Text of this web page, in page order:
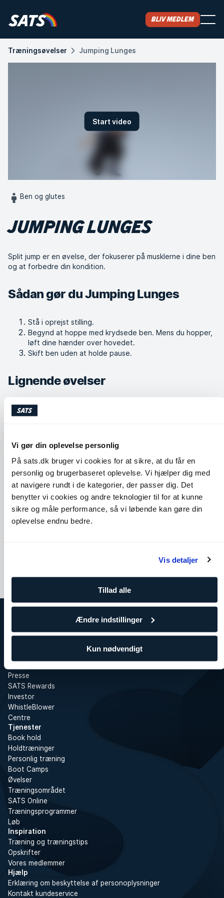
Vi gør din oplevelse personlig
På sats.dk bruger vi cookies for at sikre, at du får en
personlig og brugerbaseret oplevelse. Vi hjælper dig med
at navigere rundt i de kategorier, der passer dig. Det
benytter vi cookies og andre teknologier til for at kunne
sikre og måle performance, så vi løbende kan gøre din
oplevelse endnu bedre.
Vis detaljer
Tillad alle
Ændre indstillinger
Kun nødvendigt
Bliv medlem
Træningsøvelser Jumping Lunges
Start video
Ben og glutes
JUMPING LUNGES
Split jump er en øvelse, der fokuserer på musklerne i dine ben
og at forbedre din kondition.
Sådan gør du Jumping Lunges
Stå i oprejst stilling.
Begynd at hoppe med krydsede ben. Mens du hopper,
løft dine hænder over hovedet.
Skift ben uden at holde pause.
Lignende øvelser
Cobra
Skuldre Core Bryst
Seated Spinal Twist
Om SATS
Træning for virksomheder
Presse
SATS Rewards
Investor
WhistleBlower
Centre
Tjenester
Book hold
Holdtræninger
Personlig træning
Boot Camps
Øvelser
Træningsområdet
SATS Online
Træningsprogrammer
Løb
Inspiration
Træning og træningstips
Opskrifter
Vores medlemmer
Hjælp
Erklæring om beskyttelse af personoplysninger
Kontakt kundeservice